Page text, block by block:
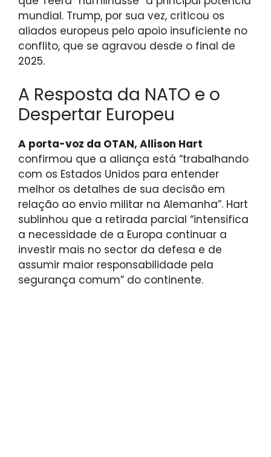
mundial. Trump, por sua vez, criticou os
aliados europeus pelo apoio insuficiente no
conflito, que se agravou desde o final de
2025.
A Resposta da NATO e o
Despertar Europeu
A porta-voz da OTAN, Allison Hart
confirmou que a aliança está “trabalhando
com os Estados Unidos para entender
melhor os detalhes de sua decisão em
relação ao envio militar na Alemanha”. Hart
sublinhou que a retirada parcial “intensifica
a necessidade de a Europa continuar a
investir mais no sector da defesa e de
assumir maior responsabilidade pela
segurança comum” do continente.